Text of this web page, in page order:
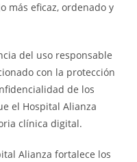
más eficaz, ordenado y
del uso responsable
con la protección
de los
el Hospital Alianza
clínica digital.
Alianza fortalece los